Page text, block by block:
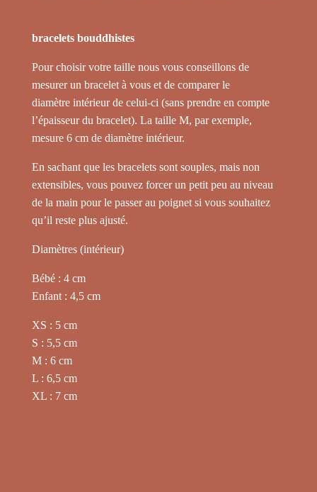
bracelets bouddhistes
Pour choisir votre taille nous vous conseillons de
mesurer un bracelet à vous et de comparer le
diamètre intérieur de celui-ci (sans prendre en compte
l’épaisseur du bracelet). La taille M, par exemple,
mesure 6 cm de diamètre intérieur.
En sachant que les bracelets sont souples, mais non
extensibles, vous pouvez forcer un petit peu au niveau
de la main pour le passer au poignet si vous souhaitez
qu’il reste plus ajusté.
Diamètres (intérieur)
Bébé : 4 cm
Enfant : 4,5 cm
XS : 5 cm
S : 5,5 cm
M : 6 cm
L : 6,5 cm
XL : 7 cm